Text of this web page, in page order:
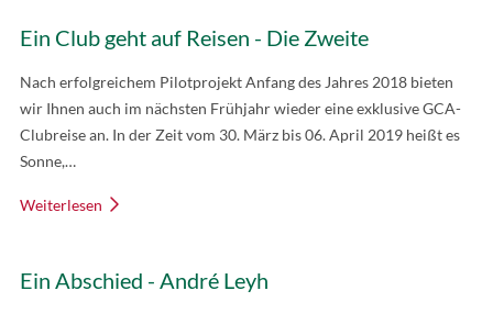
Ein Club geht auf Reisen - Die Zweite
Nach erfolgreichem Pilotprojekt Anfang des Jahres 2018 bieten
wir Ihnen auch im nächsten Frühjahr wieder eine exklusive GCA-
Clubreise an. In der Zeit vom 30. März bis 06. April 2019 heißt es
Sonne,…
Weiterlesen
Ein Abschied - André Leyh